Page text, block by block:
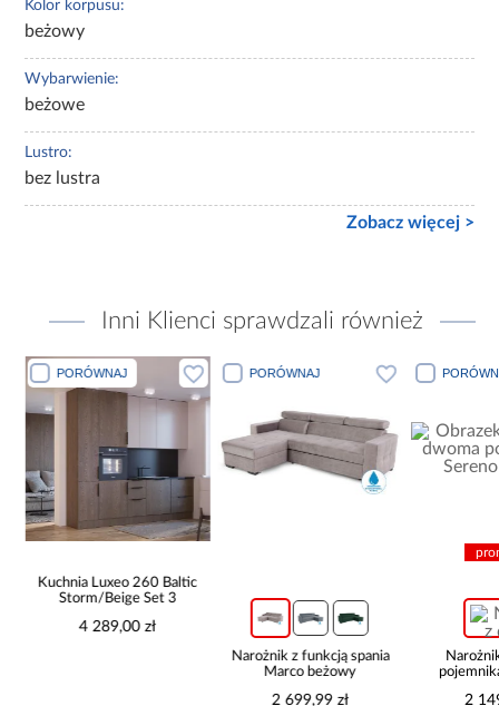
Kolor korpusu:
beżowy
Wybarwienie:
beżowe
Lustro:
bez lustra
Zobacz więcej >
Inni Klienci sprawdzali również
260 Baltic
PORÓWNAJ
Narożnik z funkcją spania
PORÓWNAJ
Narożnik z dwoma
pojemnikami Sereno
2 149,99 zł